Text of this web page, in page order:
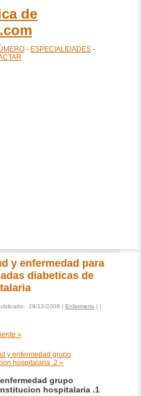
de
- ESPECIALIDADES -
y enfermedad para
diabeticas de
29/12/2009 | Enfermeria | |
»
y enfermedad grupo
hospitalaria .2 »
grupo
hospitalaria .1